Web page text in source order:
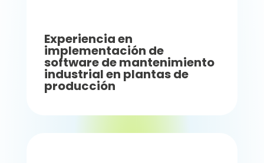
Experiencia en
implementación de
software de mantenimiento
industrial en plantas de
producción